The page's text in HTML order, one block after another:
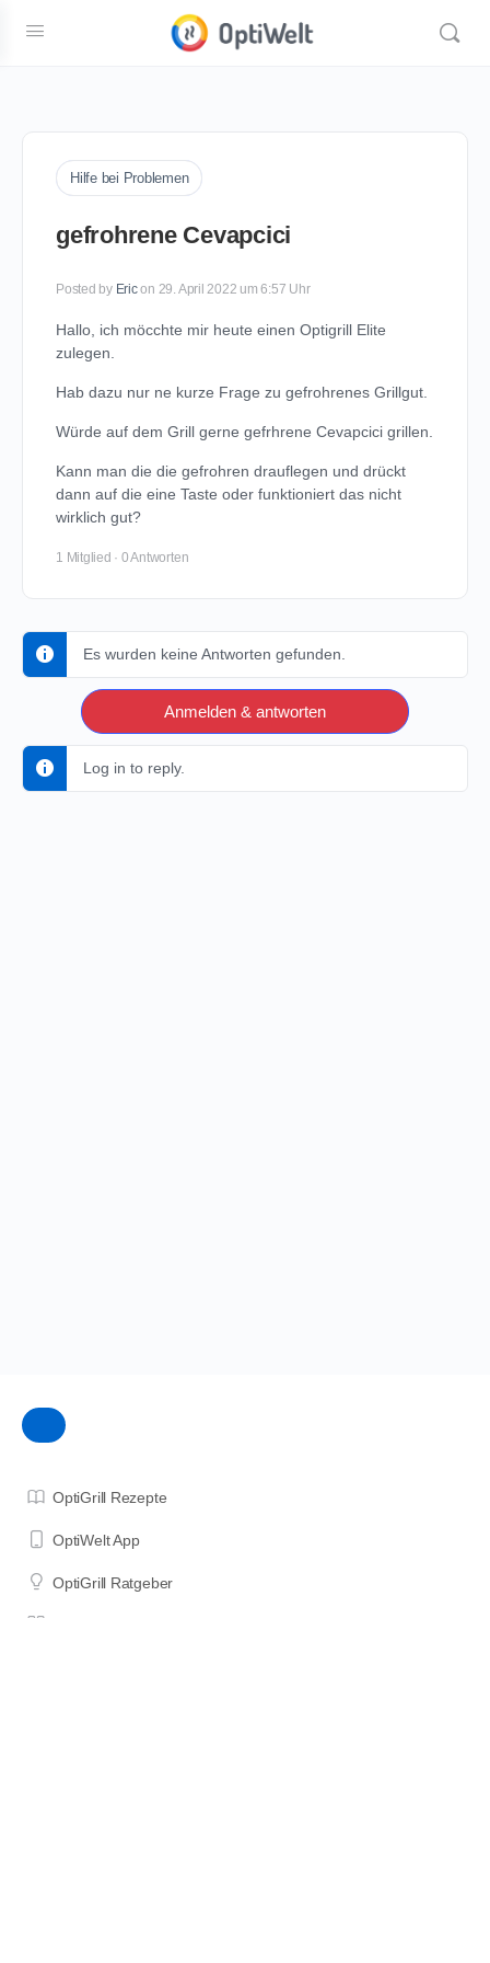
Hilfe bei Problemen
gefrohrene Cevapcici
Posted by Ericon 29. April 2022 um 6:57 Uhr
Hallo, ich möcchte mir heute einen Optigrill Elite
zulegen.
Hab dazu nur ne kurze Frage zu gefrohrenes Grillgut.
Würde auf dem Grill gerne gefrhrene Cevapcici grillen.
Kann man die die gefrohren drauflegen und drückt
dann auf die eine Taste oder funktioniert das nicht
wirklich gut?
1 Mitglied · 0 Antworten
Es wurden keine Antworten gefunden.
Anmelden & antworten
Log in to reply.
OptiGrill Rezepte
OptiWelt App
OptiGrill Ratgeber